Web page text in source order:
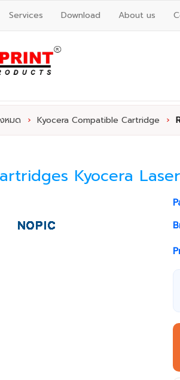
Services Download About us
หมด › Kyocera Compatible Cartridge ›
Kyocera